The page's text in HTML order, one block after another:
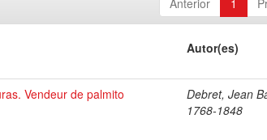
Anterior 1
Autor(es)
Vendeur de palmito
Debret, Jean
1768-1848